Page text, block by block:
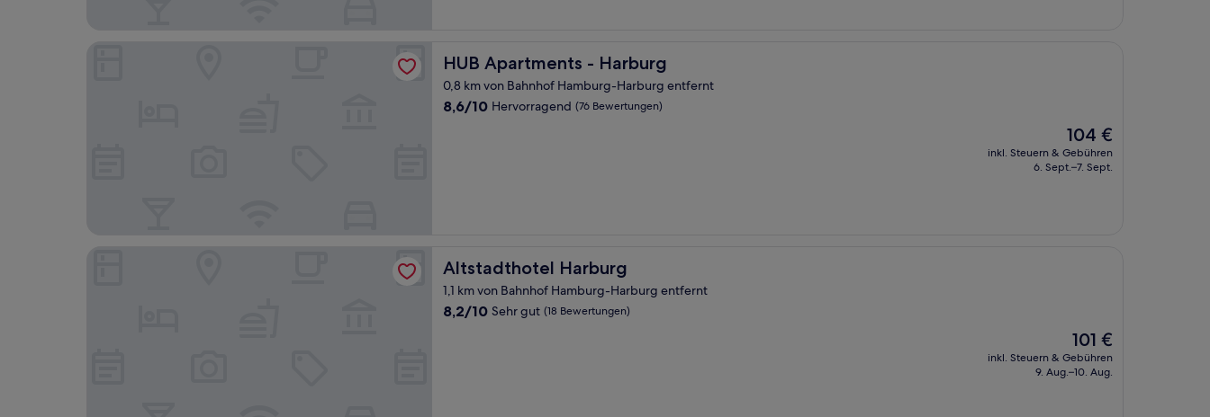
HUB Apartments - Harburg
HUB Apartments - Harburg
0,8 km von Bahnhof Hamburg-Harburg entfernt
8.6
8,6/10 Hervorragend (76 Bewertungen)
Der
Preis
beträgt
104 €
inkl. Steuern & Gebühren
6. Sept.–7. Sept.
Altstadthotel Harburg
Altstadthotel Harburg
1,1 km von Bahnhof Hamburg-Harburg entfernt
8.2
8,2/10 Sehr gut (18 Bewertungen)
Der
Preis
beträgt
101 €
inkl. Steuern & Gebühren
9. Aug.–10. Aug.